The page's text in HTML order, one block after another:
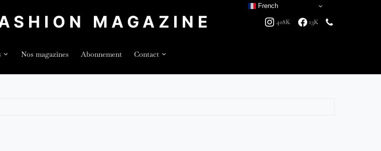
MAGAZINE 408K 13K
Nos magazines Abonnement Contact
French